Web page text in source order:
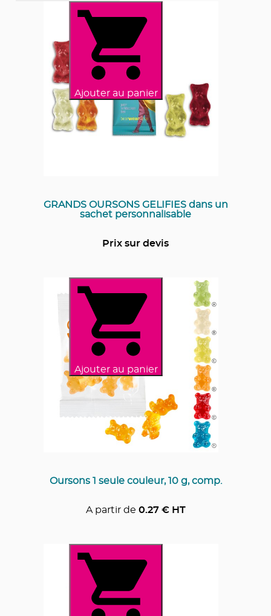
Ajouter au panier
GRANDS OURSONS GELIFIES dans un
sachet personnalisable
Prix sur devis
Ajouter au panier
Oursons 1 seule couleur, 10 g, comp.
A partir de 0.27€ HT